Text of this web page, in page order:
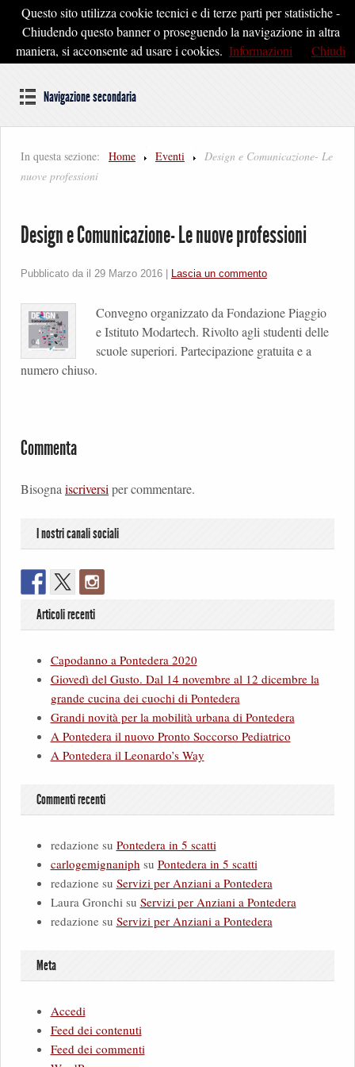
Pontedera2020
Dal cuore della Toscana un'idea di Futuro
Navigazione secondaria
In questa sezione: Home Eventi
Design e Comunicazione- Le
nuove professioni
Design e Comunicazione- Le nuove professioni
Pubblicato da il 29 Marzo 2016 Lascia un commento
Convegno organizzato da Fondazione Piaggio
e Istituto Modartech. Rivolto agli studenti delle
scuole superiori. Partecipazione gratuita e a
numero chiuso.
Commenta
Bisognaiscriversiper commentare.
I nostri canali sociali
Articoli recenti
Capodanno a Pontedera 2020
Giovedì del Gusto. Dal 14 novembre al 12 dicembre la
grande cucina dei cuochi di Pontedera
Grandi novità per la mobilità urbana di Pontedera
A Pontedera il nuovo Pronto Soccorso Pediatrico
A Pontedera il Leonardo’s Way
Commenti recenti
redazionesu Pontedera in 5 scatti
carlogemignaniph su Pontedera in 5 scatti
redazionesu Servizi per Anziani a Pontedera
Laura Gronchisu Servizi per Anziani a Pontedera
redazionesu Servizi per Anziani a Pontedera
Meta
Accedi
Feed dei contenuti
Feed dei commenti
Questo sito utilizza cookie tecnici e di terze parti per statistiche -
Chiudendo questo banner o proseguendo la navigazione in altra
maniera, si acconsente ad usare i cookies. Informazioni Chiudi